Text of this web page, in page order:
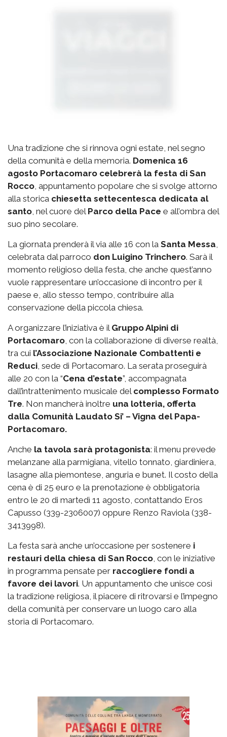
Una tradizione che si rinnova ogni estate, nel segno
della comunità e della memoria. Domenica 16
agosto Portacomaro celebrerà la festa di San
Rocco, appuntamento popolare che si svolge attorno
alla storica chiesetta settecentesca dedicata al
santo, nel cuore del Parco della Pace e all’ombra del
suo pino secolare.
La giornata prenderà il via alle 16 con la Santa Messa,
celebrata dal parroco don Luigino Trinchero. Sarà il
momento religioso della festa, che anche quest’anno
vuole rappresentare un’occasione di incontro per il
paese e, allo stesso tempo, contribuire alla
conservazione della piccola chiesa.
A organizzare l’iniziativa è il Gruppo Alpini di
Portacomaro, con la collaborazione di diverse realtà,
tra cui l’Associazione Nazionale Combattenti e
Reduci, sede di Portacomaro. La serata proseguirà
alle 20 con la “Cena d’estate”, accompagnata
dall’intrattenimento musicale del complesso Formato
Tre. Non mancherà inoltre una lotteria, offerta
dalla Comunità Laudato Si’ – Vigna del Papa-
Portacomaro.
Anche la tavola sarà protagonista: il menu prevede
melanzane alla parmigiana, vitello tonnato, giardiniera,
lasagne alla piemontese, anguria e bunet. Il costo della
cena è di 25 euro e la prenotazione è obbligatoria
entro le 20 di martedì 11 agosto, contattando Eros
Capusso (339-2306007) oppure Renzo Raviola (338-
3413998).
La festa sarà anche un’occasione per sostenere i
restauri della chiesa di San Rocco, con le iniziative
in programma pensate per raccogliere fondi a
favore dei lavori. Un appuntamento che unisce così
la tradizione religiosa, il piacere di ritrovarsi e l’impegno
della comunità per conservare un luogo caro alla
storia di Portacomaro.